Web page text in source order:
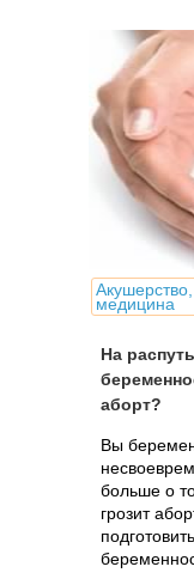
Акушерство,
медицина
На
аборт?
Вы
больше о
грозит